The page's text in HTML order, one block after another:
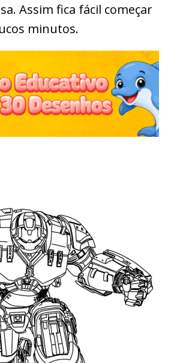
Assim fica fácil começar
minutos.